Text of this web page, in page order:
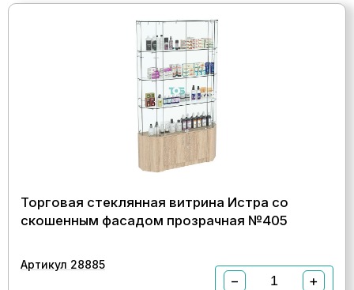
Торговая стеклянная витрина Истра со
скошенным фасадом прозрачная №405
Артикул 28885
− +